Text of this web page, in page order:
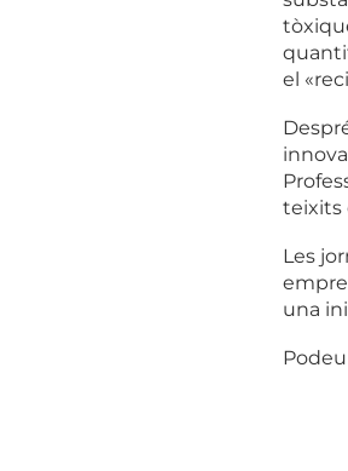
el
teixits
Les
una